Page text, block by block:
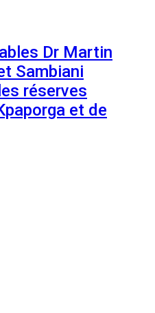
Dr Martin
Sambiani
réserves
et de